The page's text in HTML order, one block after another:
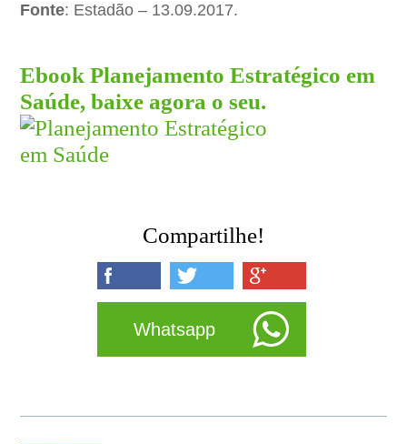
Fonte: Estadão – 13.09.2017.
Ebook Planejamento Estratégico em
Saúde, baixe agora o seu.
Compartilhe!
Whatsapp